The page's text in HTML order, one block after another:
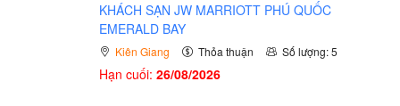
KHÁCH SẠN JW MARRIOTT PHÚ QUỐC
EMERALD BAY
Kiên Giang Thỏa thuận Số lượng: 5
Hạn cuối: 26/08/2026